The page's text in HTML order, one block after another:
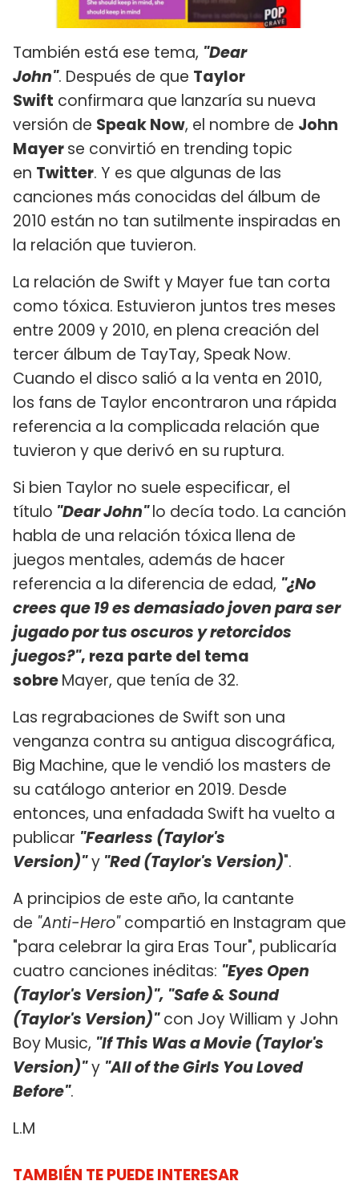
También está ese tema, "Dear
John". Después de que Taylor
Swift confirmara que lanzaría su nueva
versión de Speak Now, el nombre de John
Mayerse convirtió en trending topic
en Twitter. Y es que algunas de las
canciones más conocidas del álbum de
2010 están no tan sutilmente inspiradas en
la relación que tuvieron.
La relación de Swift y Mayer fue tan corta
como tóxica. Estuvieron juntos tres meses
entre 2009 y 2010, en plena creación del
tercer álbum de TayTay, Speak Now.
Cuando el disco salió a la venta en 2010,
los fans de Taylor encontraron una rápida
referencia a la complicada relación que
tuvieron y que derivó en su ruptura.
Si bien Taylor no suele especificar, el
título "Dear John"lo decía todo. La canción
habla de una relación tóxica llena de
juegos mentales, además de hacer
referencia a la diferencia de edad, "¿No
crees que 19 es demasiado joven para ser
jugado por tus oscuros y retorcidos
juegos?", reza parte del tema
sobreMayer, que tenía de 32.
Las regrabaciones de Swift son una
venganza contra su antigua discográfica,
Big Machine, que le vendió los masters de
su catálogo anterior en 2019. Desde
entonces, una enfadada Swift ha vuelto a
publicar "Fearless (Taylor's
Version)"y "Red (Taylor's Version)".
A principios de este año, la cantante
de "Anti-Hero"compartió en Instagram que
"para celebrar la gira Eras Tour", publicaría
cuatro canciones inéditas: "Eyes Open
(Taylor's Version)", "Safe & Sound
(Taylor's Version)"con Joy William y John
Boy Music, "If This Was a Movie (Taylor's
Version)"y "All of the Girls You Loved
Before".
L.M
TAMBIÉN TE PUEDE INTERESAR